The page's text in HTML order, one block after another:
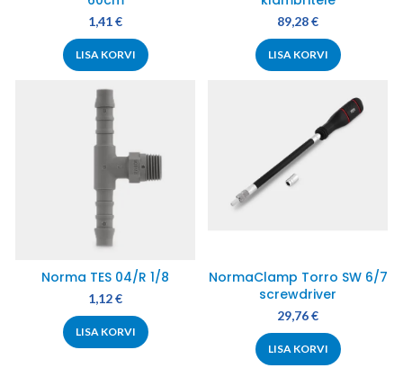
1,41€
LISA KORVI
89,28€
LISA KORVI
Norma TES 04/R 1/8
1,12€
LISA KORVI
NormaClamp Torro SW 6/7
screwdriver
29,76€
LISA KORVI